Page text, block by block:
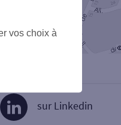
sur Linkedin
vos choix à